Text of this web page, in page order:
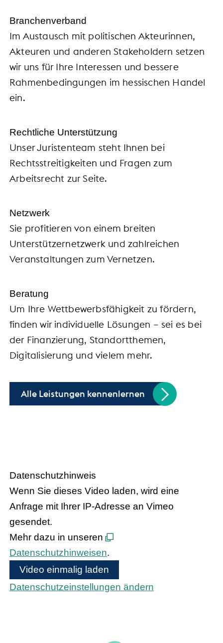
Branchenverband
Im Austausch mit politischen Akteurinnen,
Akteuren und anderen Stakeholdern setzen
wir uns für Ihre Interessen und bessere
Rahmenbedingungen im hessischen Handel
ein.
Rechtliche Unterstützung
Unser Juristenteam steht Ihnen bei
Rechtsstreitigkeiten und Fragen zum
Arbeitsrecht zur Seite.
Netzwerk
Sie profitieren von einem breiten
Unterstützernetzwerk und zahlreichen
Veranstaltungen zum Vernetzen.
Beratung
Um Ihre Wettbewerbsfähigkeit zu fördern,
finden wir individuelle Lösungen – sei es bei
der Finanzierung, Standortthemen,
Digitalisierung und vielem mehr.
Alle Leistungen kennenlernen
Datenschutzhinweis
Wenn Sie dieses Video laden, wird eine
Anfrage mit Ihrer IP-Adresse an Vimeo
gesendet.
Mehr dazu in unseren
Datenschutzhinweisen.
Video einmalig laden
Datenschutzeinstellungen ändern